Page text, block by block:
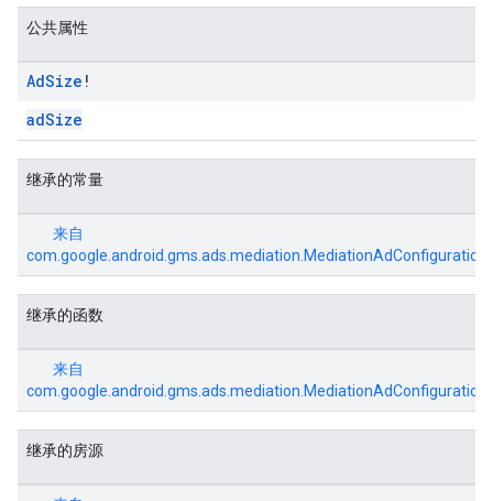
公共属性
AdSize !
adSize
继承的常量
来自
com.google.android.gms.ads.mediation.MediationAdConfiguration
继承的函数
来自
com.google.android.gms.ads.mediation.MediationAdConfiguration
继承的房源